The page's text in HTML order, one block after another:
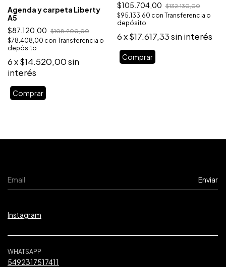
Agenda y carpeta Liberty
A5
$87.120,00
$108.900,00
$78.408,00 con Transferencia o
depósito
6x$14.520,00sin
interés
Comprar
$105.704,00 $132.130,00
$95.133,60 con Transferencia o
depósito
6x$17.617,33sin interés
Comprar
Instagram
WHATSAPP
5492317517411